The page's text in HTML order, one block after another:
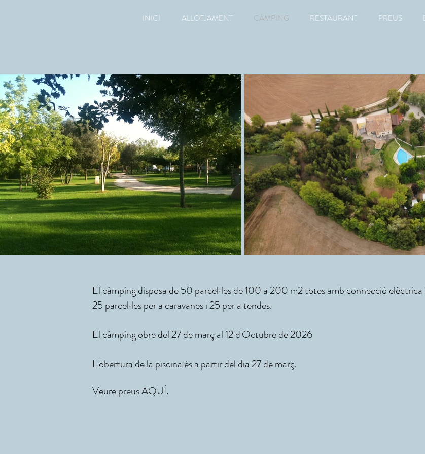
INICI ALLOTJAMENT CÀMPING RESTAURANT PREUS
El càmping disposa de 50 parcel·les de 100 a 200 m2 totes amb connecció
25 parcel·les per a caravanes i 25 per a tendes.
El càmping obre del 27 de març al 12 d'Octubre de 2026
L'obertura de la piscina és a partir del dia 27 de març.
Veure preusAQUÍ.